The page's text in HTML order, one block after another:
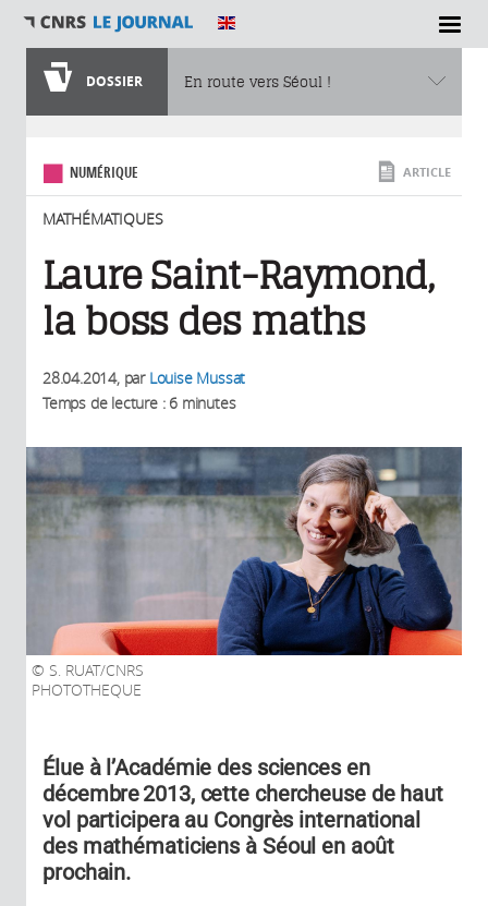
SECTIONS
DOSSIER En route vers Séoul !
NUMÉRIQUE
MATHÉMATIQUES
ARTICLE
Laure Saint-Raymond,
la boss des maths
28.04.2014, par Louise Mussat
Temps de lecture : 6 minutes
S. RUAT/CNRS
PHOTOTHEQUE
Élue à l’Académie des sciences en
décembre 2013, cette chercheuse de haut
vol participera au Congrès international
des mathématiciens à Séoul en août
prochain.